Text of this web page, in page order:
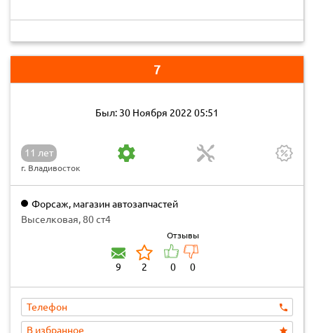
7
Был: 30 Ноября 2022 05:51
11 лет
г. Владивосток
Форсаж, магазин автозапчастей
Выселковая, 80 ст4
9 2
Отзывы
0 0
Телефон
В избранное